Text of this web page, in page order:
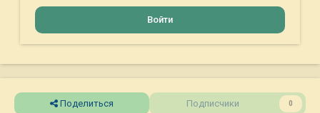
Войти
Поделиться Подписчики 0